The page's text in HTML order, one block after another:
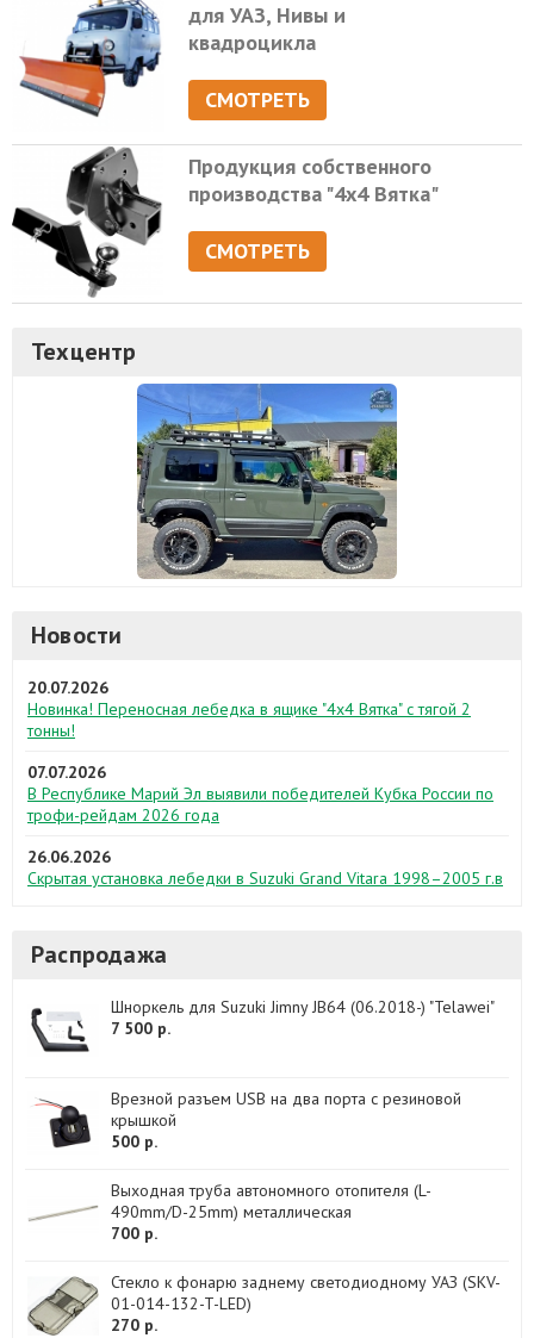
для УАЗ, Нивы и
квадроцикла
СМОТРЕТЬ
Продукция собственного
производства "4х4 Вятка"
СМОТРЕТЬ
Техцентр
Новости
20.07.2026
Новинка! Переносная лебедка в ящике "4х4 Вятка" с тягой 2
тонны!
07.07.2026
В Республике Марий Эл выявили победителей Кубка России по
трофи-рейдам 2026 года
26.06.2026
Скрытая установка лебедки в Suzuki Grand Vitara 1998–2005 г.в
Распродажа
Шноркель для Suzuki Jimny JB64 (06.2018-) "Telawei"
7 500 р.
Врезной разъем USB на два порта с резиновой
крышкой
500 р.
Выходная труба автономного отопителя (L-
490mm/D-25mm) металлическая
700 р.
Стекло к фонарю заднему светодиодному УАЗ (SKV-
01-014-132-T-LED)
270 р.